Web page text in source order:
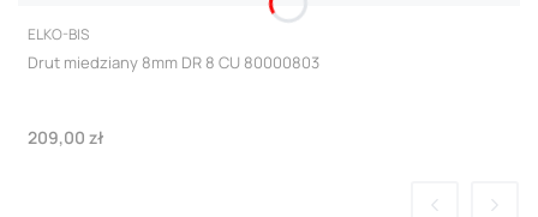
PRODUCENT
ELKO-BIS
Drut miedziany 8mm DR 8 CU 80000803
Cena
209,00 zł